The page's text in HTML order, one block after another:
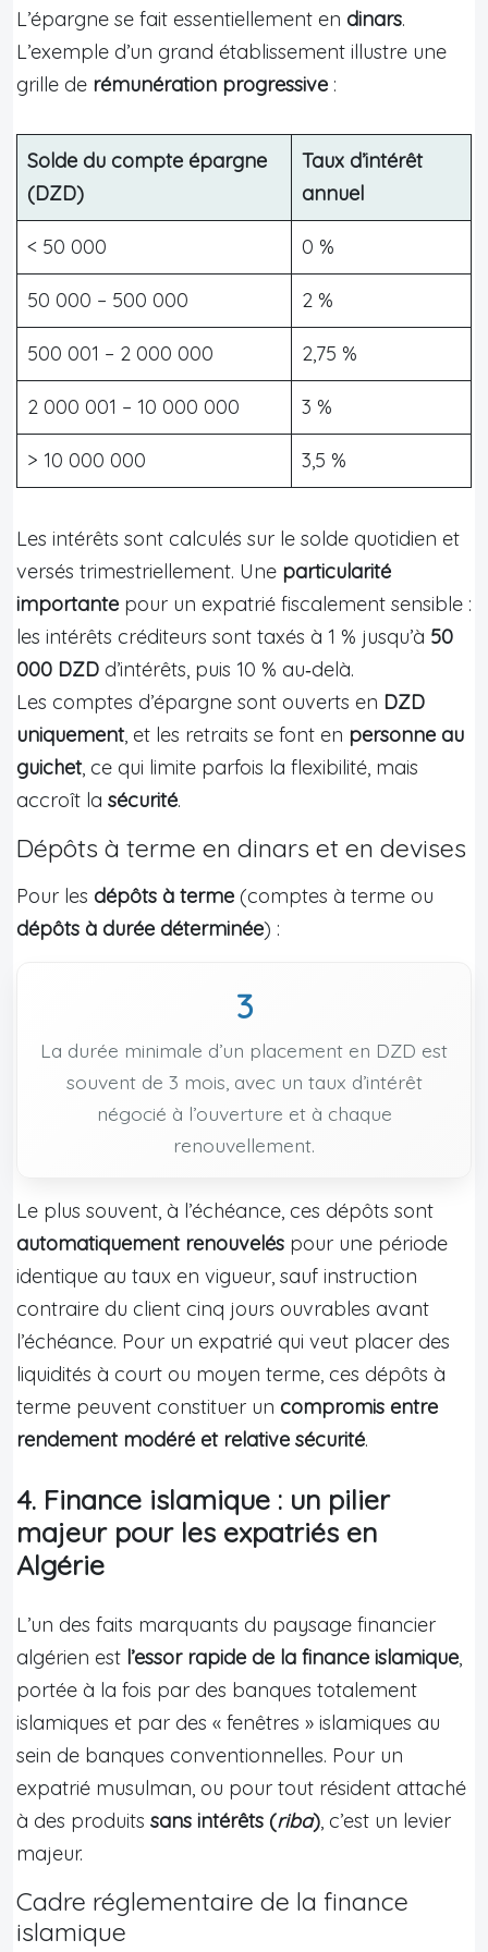
L’épargne se fait essentiellement en dinars.
L’exemple d’un grand établissement illustre une
grille de rémunération progressive :
Solde du compte épargne
(DZD)
Taux d’intérêt
annuel
< 50 000 0 %
50 000 – 500 000 2 %
500 001 – 2 000 000 2,75 %
2 000 001 – 10 000 000 3 %
> 10 000 000 3,5 %
Les intérêts sont calculés sur le solde quotidien et
versés trimestriellement. Une particularité
importante pour un expatrié fiscalement sensible :
les intérêts créditeurs sont taxés à 1 % jusqu’à 50
000 DZD d’intérêts, puis 10 % au‑delà.
Les comptes d’épargne sont ouverts en DZD
uniquement, et les retraits se font en personne au
guichet, ce qui limite parfois la flexibilité, mais
accroît la sécurité.
Dépôts à terme en dinars et en devises
Pour les dépôts à terme (comptes à terme ou
dépôts à durée déterminée) :
3
La durée minimale d’un placement en DZD est
souvent de 3 mois, avec un taux d’intérêt
négocié à l’ouverture et à chaque
renouvellement.
Le plus souvent, à l’échéance, ces dépôts sont
automatiquement renouvelés pour une période
identique au taux en vigueur, sauf instruction
contraire du client cinq jours ouvrables avant
l’échéance. Pour un expatrié qui veut placer des
liquidités à court ou moyen terme, ces dépôts à
terme peuvent constituer un compromis entre
rendement modéré et relative sécurité.
4. Finance islamique : un pilier
majeur pour les expatriés en
Algérie
L’un des faits marquants du paysage financier
algérien est l’essor rapide de la finance islamique,
portée à la fois par des banques totalement
islamiques et par des « fenêtres » islamiques au
sein de banques conventionnelles. Pour un
expatrié musulman, ou pour tout résident attaché
à des produits sans intérêts (riba), c’est un levier
majeur.
Cadre réglementaire de la finance
islamique